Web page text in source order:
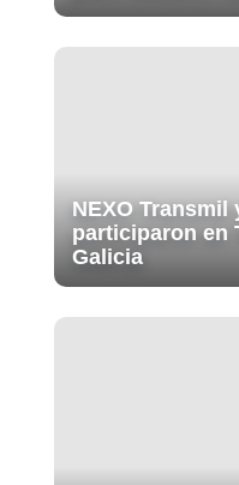
NEXO Transmil
participaron en
Galicia